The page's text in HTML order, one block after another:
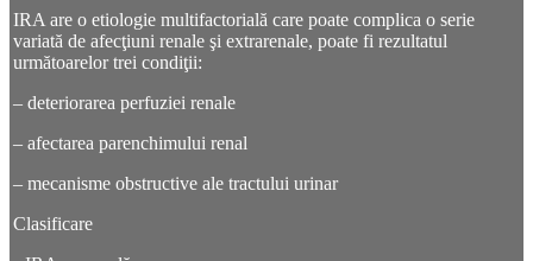
IRA are o etiologie multifactorială care poate complica o serie
variată de afecţiuni renale şi extrarenale, poate fi rezultatul
următoarelor trei condiţii:
– deteriorarea perfuziei renale
– afectarea parenchimului renal
– mecanisme obstructive ale tractului urinar
Clasificare